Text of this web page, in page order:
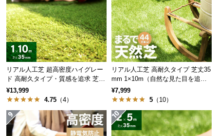
ン
セ
ル
に
つ
い
て
保
に
つ
リアル人工芝 超高密度ハイグレー
ド 高耐久タイプ・質感を追求 芝丈
35mm 1×10m
¥13,999
4.75 （4）
リアル人工芝 高耐久タイプ 芝丈35
mm 1×10m（自然な見た目を追
求・U字ピン付属）
¥7,999
5 （10）